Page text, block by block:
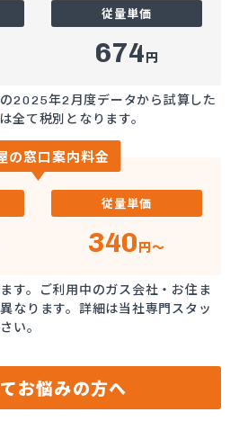
従量単価
674円
2025年2月度データから試算した
全て税別となります。
の窓口案内料金
従量単価
340円～
す。ご利用中のガス会社・お住ま
なります。詳細は当社専門スタッ
い。
お悩みの方へ